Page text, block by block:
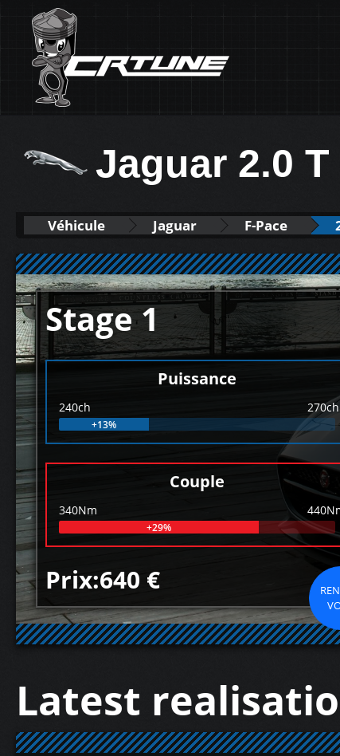
Jaguar 2.0 T
Véhicule Jaguar F-Pace
Stage 1
Puissance
240ch 270ch
+13%
Couple
340Nm
+29%
Prix:640 €
Latest